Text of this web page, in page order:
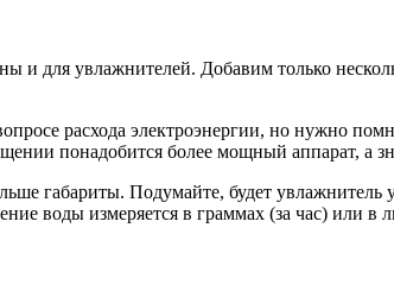
и для увлажнителей. Добавим только
расхода электроэнергии, но нужно
понадобится более мощный аппарат, а
габариты. Подумайте, будет увлажнитель
воды измеряется в граммах (за час) или в